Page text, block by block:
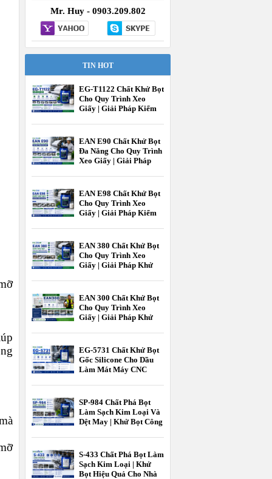
Mr. Huy - 0903.209.802
TIN HOT
EG-T1122 Chất Khử Bọt
Cho Quy Trình Xeo
Giấy | Giải Pháp Kiểm
EAN E90 Chất Khử Bọt
Đa Năng Cho Quy Trình
Xeo Giấy | Giải Pháp
EAN E98 Chất Khử Bọt
Cho Quy Trình Xeo
Giấy | Giải Pháp Kiểm
EcooneChem
EAN 380 Chất Khử Bọt
Cho Quy Trình Xeo
Giấy | Giải Pháp Khử
Giấy | Ecoone Chem
EAN 300 Chất Khử Bọt
Cho Quy Trình Xeo
Giấy | Giải Pháp Khử
EG-5731 Chất Khử Bọt
Gốc Silicone Cho Dầu
Làm Mát Máy CNC
SP-984 Chất Phá Bọt
Làm Sạch Kim Loại Và
Dệt May | Khử Bọt Công
S-433 Chất Phá Bọt Làm
Sạch Kim Loại | Khử
Bọt Hiệu Quả Cho Nhà